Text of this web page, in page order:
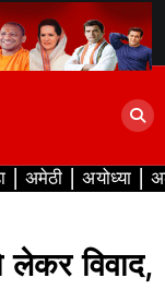
अमेठी अयोध्या
लेकर विवाद,